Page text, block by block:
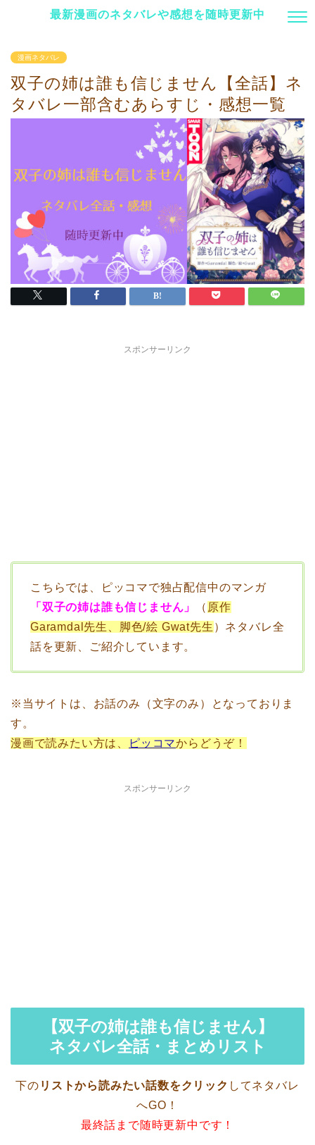
最新漫画のネタバレや感想を随時更新中
漫画ネタバレ
双子の姉は誰も信じません【全話】ネ
タバレ一部含むあらすじ・感想一覧
スポンサーリンク
こちらでは、ピッコマで独占配信中のマンガ
「双子の姉は誰も信じません」
（ 原作
Garamdal先生、脚色/絵 Gwat先生 ）ネタバレ全
話を更新、ご紹介しています。
※当サイトは、お話のみ（文字のみ）となっておりま
す。
漫画で読みたい方は、
ピッコマからどうぞ！
スポンサーリンク
【双子の姉は誰も信じません】
ネタバレ全話・まとめリスト
下の リストから読みたい話数をクリック してネタバレ
へGO！
最終話まで随時更新中です！